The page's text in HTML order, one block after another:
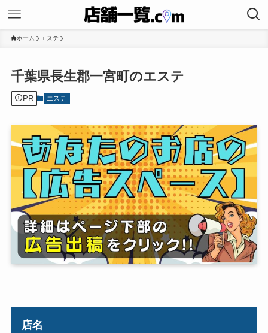
ホーム エステ
千葉県長生郡一宮町のエステ
PR エステ
店名